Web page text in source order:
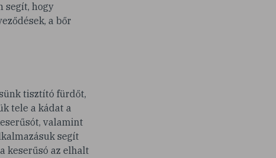
segít, hogy
a bőr
tisztító fürdőt,
tele a kádat a
valamint
segít
keserűsó az elhalt